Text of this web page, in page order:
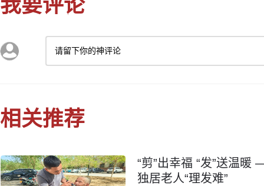
我要评论
请留下你的神评论
相关推荐
“剪”出幸福 “发”送温
独居老人“理发难”